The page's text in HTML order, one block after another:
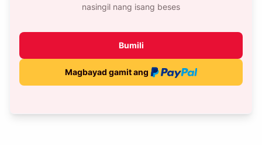
nasingil nang isang beses
Bumili
Magbayad gamit ang